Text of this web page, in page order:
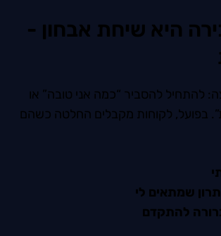
היא שיחת אבחון -
להתחיל להסביר “כמה אני טובה” או
בפועל, לקוחות מקבלים החלטה כשהם
שמתאים לי
להתקדם